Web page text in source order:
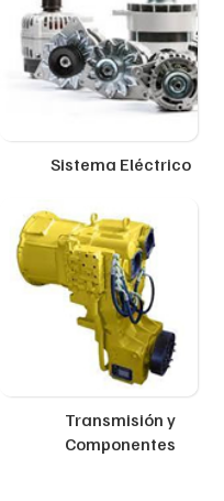
Sistema Eléctrico
Transmisión y
Componentes